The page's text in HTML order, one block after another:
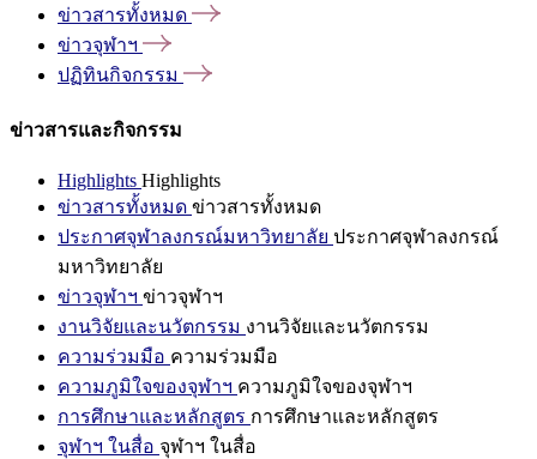
ข่าวสารทั้งหมด
ข่าวจุฬาฯ
ปฏิทินกิจกรรม
ข่าวสารและกิจกรรม
Highlights Highlights
ข่าวสารทั้งหมด ข่าวสารทั้งหมด
ประกาศจุฬาลงกรณ์มหาวิทยาลัย ประกาศจุฬาลงกรณ์
มหาวิทยาลัย
ข่าวจุฬาฯ ข่าวจุฬาฯ
งานวิจัยและนวัตกรรม งานวิจัยและนวัตกรรม
ความร่วมมือ ความร่วมมือ
ความภูมิใจของจุฬาฯ ความภูมิใจของจุฬาฯ
การศึกษาและหลักสูตร การศึกษาและหลักสูตร
จุฬาฯ ในสื่อ จุฬาฯ ในสื่อ